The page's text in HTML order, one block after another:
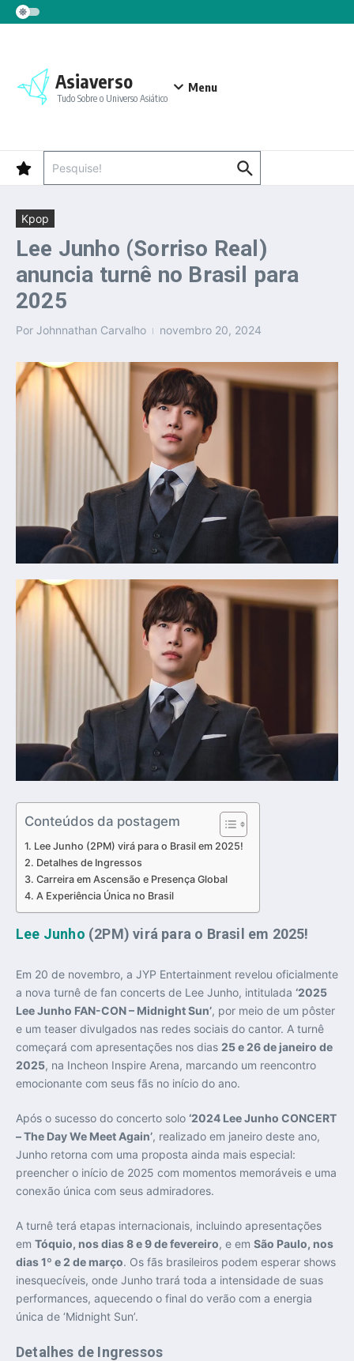
Ir para o conteúdo
Asiaverso
Tudo Sobre o Universo Asiático
Menu
Kpop
Lee Junho (Sorriso Real)
anuncia turnê no Brasil para
2025
Por Johnnathan Carvalho novembro 20, 2024
Conteúdos da postagem
Lee Junho (2PM) virá para o Brasil em 2025!
Detalhes de Ingressos
Carreira em Ascensão e Presença Global
A Experiência Única no Brasil
Lee Junho (2PM) virá para o Brasil em 2025!
Em 20 de novembro, a JYP Entertainment revelou oficialmente
a nova turnê de fan concerts de Lee Junho, intitulada ‘2025
Lee Junho FAN-CON – Midnight Sun’, por meio de um pôster
e um teaser divulgados nas redes sociais do cantor. A turnê
começará com apresentações nos dias 25 e 26 de janeiro de
2025, na Incheon Inspire Arena, marcando um reencontro
emocionante com seus fãs no início do ano.
Após o sucesso do concerto solo ‘2024 Lee Junho CONCERT
– The Day We Meet Again’, realizado em janeiro deste ano,
Junho retorna com uma proposta ainda mais especial:
preencher o início de 2025 com momentos memoráveis e uma
conexão única com seus admiradores.
A turnê terá etapas internacionais, incluindo apresentações
em Tóquio, nos dias 8 e 9 de fevereiro, e em São Paulo, nos
dias 1º e 2 de março. Os fãs brasileiros podem esperar shows
inesquecíveis, onde Junho trará toda a intensidade de suas
performances, aquecendo o final do verão com a energia
única de ‘Midnight Sun’.
Detalhes de Ingressos